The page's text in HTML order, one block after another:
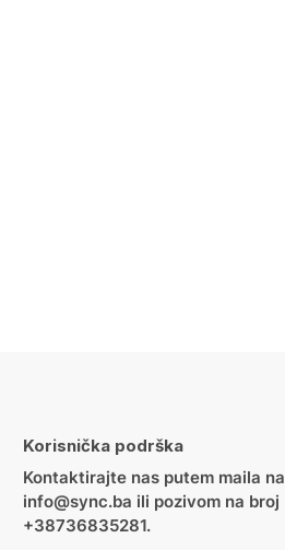
Korisnička podrška
Kontaktirajte nas putem maila na
info@sync.ba ili pozivom na broj
+38736835281.